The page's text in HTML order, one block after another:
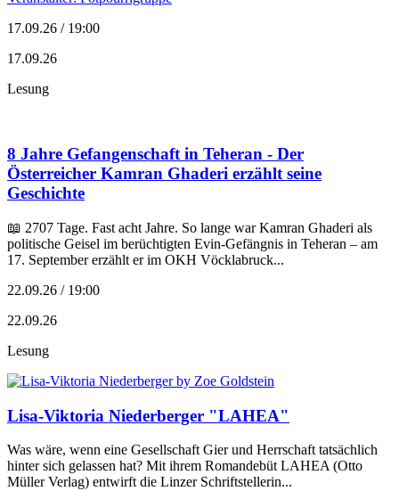
17.09.26 / 19:00
17.09.26
Lesung
8 Jahre Gefangenschaft in Teheran - Der
Österreicher Kamran Ghaderi erzählt seine
Geschichte
📖 2707 Tage. Fast acht Jahre. So lange war Kamran Ghaderi als
politische Geisel im berüchtigten Evin-Gefängnis in Teheran – am
17. September erzählt er im OKH Vöcklabruck...
22.09.26 / 19:00
22.09.26
Lesung
Lisa-Viktoria Niederberger "LAHEA"
Was wäre, wenn eine Gesellschaft Gier und Herrschaft tatsächlich
hinter sich gelassen hat? Mit ihrem Romandebüt LAHEA (Otto
Müller Verlag) entwirft die Linzer Schriftstellerin...